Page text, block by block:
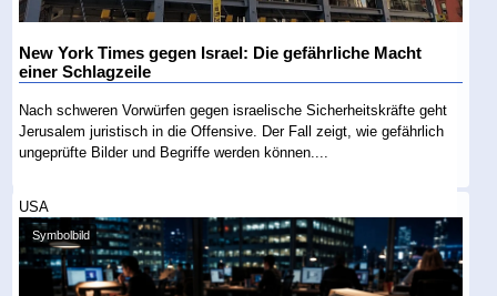
New York Times gegen Israel: Die gefährliche Macht
einer Schlagzeile
Nach schweren Vorwürfen gegen israelische Sicherheitskräfte geht
Jerusalem juristisch in die Offensive. Der Fall zeigt, wie gefährlich
ungeprüfte Bilder und Begriffe werden können....
USA
Symbolbild